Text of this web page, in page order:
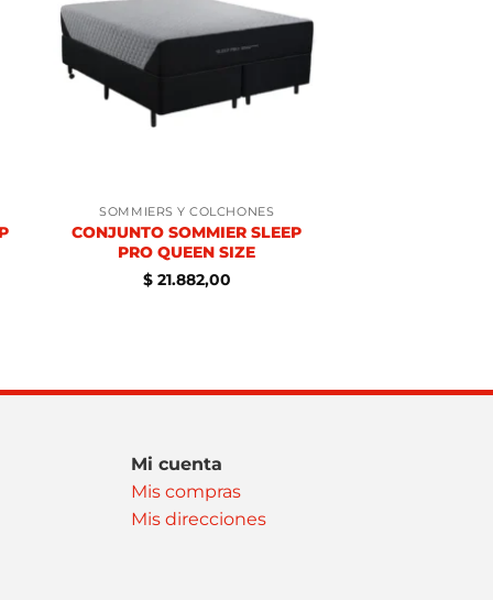
SOMMIERS Y COLCHONES
CONJUNTO SOMMIER SLEEP
PRO QUEEN SIZE
$21.882,00
Mi cuenta
Mis compras
Mis direcciones